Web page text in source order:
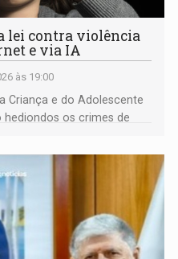
lei contra violência
e via IA
às 19:00
Criança e do Adolescente
os crimes de